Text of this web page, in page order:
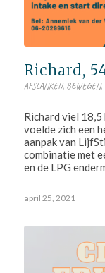
Richard,
AFSLANKEN, BEWEGEN,
Richard viel
voelde zich een
aanpak van
combinatie met
en de LPG
april 25, 2021